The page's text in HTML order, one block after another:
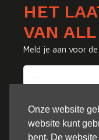
Onze website
website kunt
bent. De
HET
VAN
Meld je aan voor